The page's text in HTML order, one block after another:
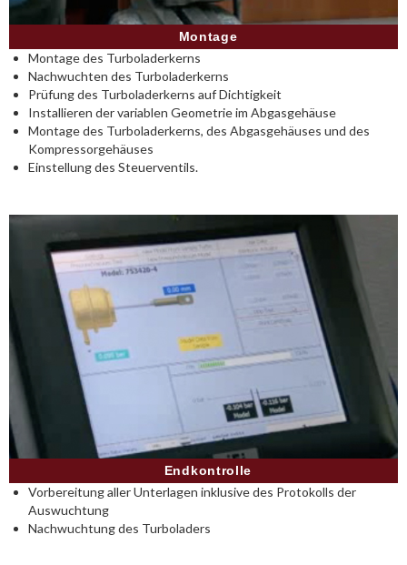
Montage
Montage des Turboladerkerns
Nachwuchten des Turboladerkerns
Prüfung des Turboladerkerns auf Dichtigkeit
Installieren der variablen Geometrie im Abgasgehäuse
Montage des Turboladerkerns, des Abgasgehäuses und des
Kompressorgehäuses
Einstellung des Steuerventils.
Endkontrolle
Vorbereitung aller Unterlagen inklusive des Protokolls der
Auswuchtung
Nachwuchtung des Turboladers